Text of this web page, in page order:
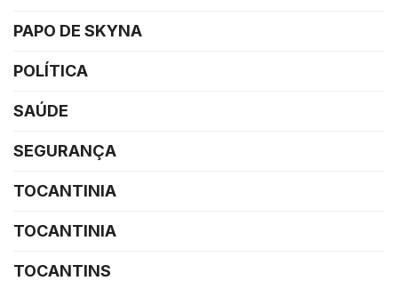
PAPO DE SKYNA
POLÍTICA
SAÚDE
SEGURANÇA
TOCANTINIA
TOCANTINIA
TOCANTINS